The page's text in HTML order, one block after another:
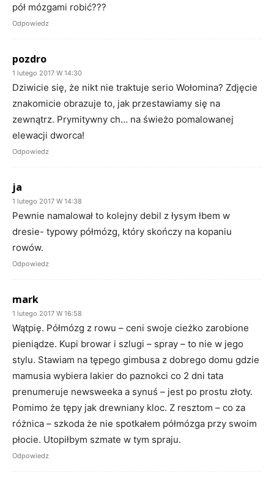
pół mózgami robić???
Odpowiedz
pozdro
1 lutego 2017 W 14:30
Dziwicie się, że nikt nie traktuje serio Wołomina? Zdjęcie
znakomicie obrazuje to, jak przestawiamy się na
zewnątrz. Prymitywny ch… na świeżo pomalowanej
elewacji dworca!
Odpowiedz
ja
1 lutego 2017 W 14:38
Pewnie namalował to kolejny debil z łysym łbem w
dresie- typowy półmózg, który skończy na kopaniu
rowów.
Odpowiedz
mark
1 lutego 2017 W 16:58
Wątpię. Półmózg z rowu – ceni swoje cieżko zarobione
pieniądze. Kupi browar i szlugi – spray – to nie w jego
stylu. Stawiam na tępego gimbusa z dobrego domu gdzie
mamusia wybiera lakier do paznokci co 2 dni tata
prenumeruje newsweeka a synuś – jest po prostu złoty.
Pomimo że tępy jak drewniany kloc. Z resztom – co za
różnica – szkoda że nie spotkałem półmózga przy swoim
płocie. Utopiłbym szmate w tym spraju.
Odpowiedz